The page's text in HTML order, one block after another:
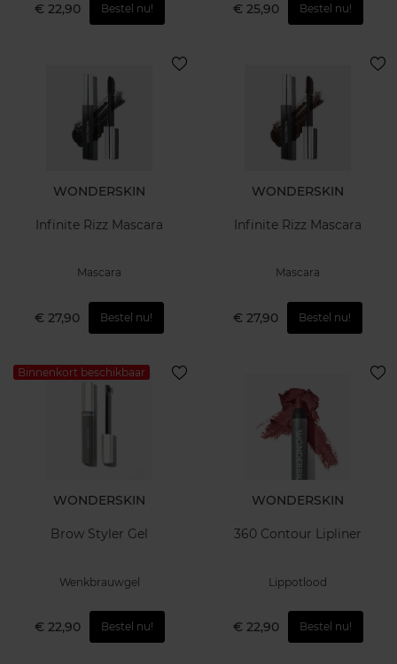
€ 22,90 Bestel nu! € 25,90 Bestel nu!
WONDERSKIN
Infinite Rizz Mascara
Mascara
€ 27,90 Bestel nu!
WONDERSKIN
Infinite Rizz Mascara
Mascara
€ 27,90 Bestel nu!
Binnenkort beschikbaar
WONDERSKIN
Brow Styler Gel
Wenkbrauwgel
€ 22,90 Bestel nu!
WONDERSKIN
360 Contour Lipliner
Lippotlood
€ 22,90 Bestel nu!